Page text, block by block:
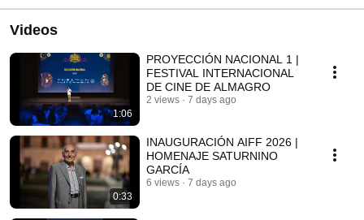
FESTIVAL
ALMAGRO
Cortometrajes
Videos
1:06
PROYECCIÓN NACIONAL 1 |
FESTIVAL INTERNACIONAL
DE CINE DE ALMAGRO
2 views 7 days ago
0:33
INAUGURACIÓN AIFF 2026 |
HOMENAJE SATURNINO
GARCÍA
6 views 7 days ago